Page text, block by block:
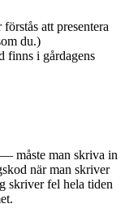
att presentera
du.)
finns i gårdagens
måste man skriva in
när man skriver
skriver fel hela tiden